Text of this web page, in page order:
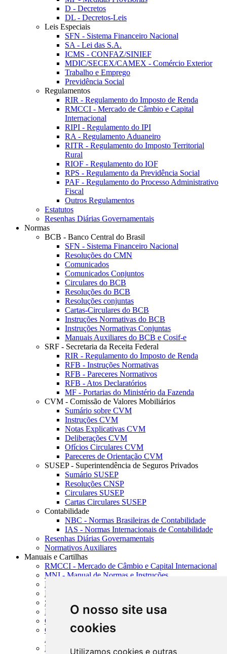
O nosso site usa
cookies
Utilizamos cookies e outras
D - Decretos
DL - Decretos-Leis
Leis Especiais
SFN - Sistema Financeiro Nacional
SA - Lei das S.A.
ICMS - CONFAZ/SINIEF
MDIC/SECEX/CAMEX - Comércio Exterior
Trabalho e Emprego
Previdência Social
Regulamentos
RIR - Regulamento do Imposto de Renda
RMCCI - Mercado de Câmbio e Capital
Internacional
RIPI - Regulamento do IPI
RA - Regulamento Aduaneiro
RITR - Regulamento do Imposto Territorial
Rural
RIOF - Regulamento do IOF
RPS - Regulamento da Previdência Social
PAF - Regulamento do Processo Administrativo
Fiscal
Outros Regulamentos
Estatutos
Resenhas Diárias Governamentais
Normas
BCB - Banco Central do Brasil
SFN - Sistema Financeiro Nacional
Resoluções do CMN
Comunicados
Comunicados Conjuntos
Circulares do BCB
Resoluções do BCB
Resoluções conjuntas
Cartas-Circulares do BCB
Instruções Normativas do BCB
Instruções Normativas Conjuntas
Manuais Auxiliares do BCB e Cosif-e
SRF - Secretaria da Receita Federal
RIR - Regulamento do Imposto de Renda
RFB - Instruções Normativas
RFB - Pareceres Normativos
RFB - Atos Declaratórios
MF - Portarias do Ministério da Fazenda
CVM - Comissão de Valores Mobiliários
Sumário sobre CVM
Instruções CVM
Notas Explicativas CVM
Deliberações CVM
Ofícios Circulares CVM
Pareceres de Orientação CVM
SUSEP - Superintendência de Seguros Privados
Sumário SUSEP
Resoluções CNSP
Circulares SUSEP
Cartas Circulares SUSEP
Contabilidade
NBC - Normas Brasileiras de Contabilidade
IAS - Normas Internacionais de Contabilidade
Resenhas Diárias Governamentais
Normativos Auxiliares
Manuais e Cartilhas
RMCCI - Mercado de Câmbio e Capital Internacional
MNI - Manual de Normas e Instruções
MTVM - Manual de Títulos e Valores Mobiliários
MCR - Manual de Crédito Rural
SISORF - Manual de Organização do SFN
MASUP - Manual de Supervisão Bancária
CADOC - Catálogo de Documentos
CNAE-CONCLA - Classificação Nacional de
Atividades Econômicas
PMF - Cartilhas do BCB